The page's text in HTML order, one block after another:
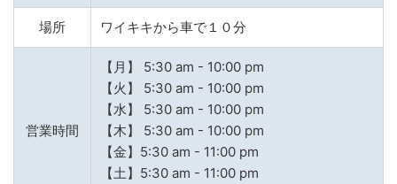
場所 ワイキキから車で１０分
営業時間
【月】 5:30 am - 10:00 pm
【火】 5:30 am - 10:00 pm
【水】 5:30 am - 10:00 pm
【木】 5:30 am - 10:00 pm
【金】5:30 am - 11:00 pm
【土】5:30 am - 11:00 pm